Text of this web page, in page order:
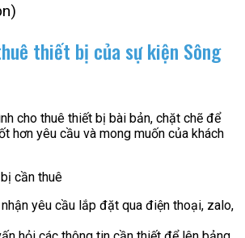
thiết bị của sự kiện Sông
cho thuê thiết bị bài bản, chặt chẽ để
hơn yêu cầu và mong muốn của khách
cần thuê
yêu cầu lắp đặt qua điện thoại, zalo,